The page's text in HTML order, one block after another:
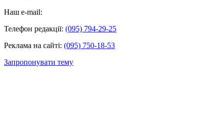
Наш e-mail:
Телефон редакції: (095) 794-29-25
Реклама на сайті: (095) 750-18-53
Запропонувати тему